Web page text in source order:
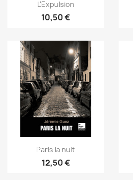
L'Expulsion
10,50 €
Paris la nuit
12,50 €